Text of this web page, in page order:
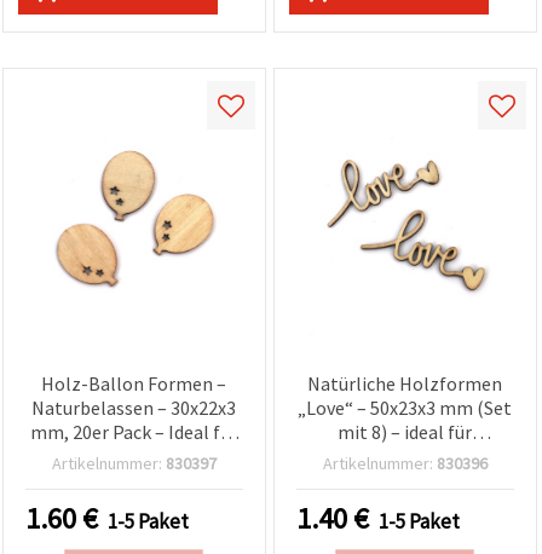
Holz-Ballon Formen –
Naturbelassen – 30x22x3
mm, 20er Pack – Ideal für
Basteln, DIY,
Partydeko
Artikelnummer: 830397
1.60€ 1-5 Paket
Natürliche Holzformen
„Love“ – 50x23x3 mm (Set
mit 8) – ideal für
romantische Bastelideen,
Geschenke
Artikelnummer: 830396
1.40€ 1-5 Paket